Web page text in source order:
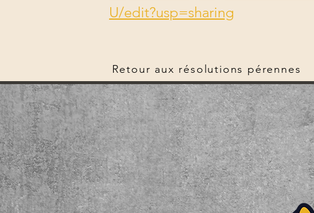
U/edit?usp=sharing
Retour aux résolutions pérennes